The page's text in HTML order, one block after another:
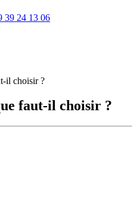
39 24 13 06
il choisir ?
faut-il choisir ?